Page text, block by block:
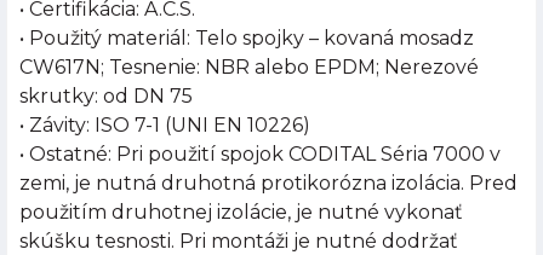
• Certifikácia: A.C.S.
• Použitý materiál: Telo spojky – kovaná mosadz
CW617N; Tesnenie: NBR alebo EPDM; Nerezové
skrutky: od DN 75
• Závity: ISO 7-1 (UNI EN 10226)
• Ostatné: Pri použití spojok CODITAL Séria 7000 v
zemi, je nutná druhotná protikorózna izolácia. Pred
použitím druhotnej izolácie, je nutné vykonať
skúšku tesnosti. Pri montáži je nutné dodržať